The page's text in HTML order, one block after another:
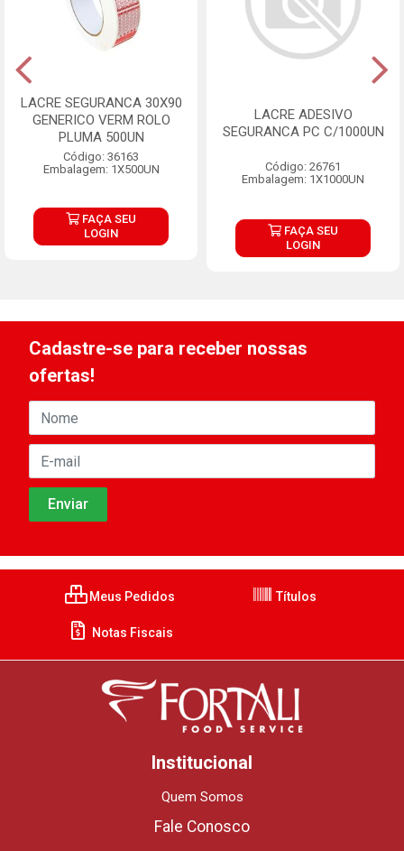
LACRE SEGURANCA 30X90
GENERICO VERM ROLO
PLUMA 500UN
Código: 36163
Embalagem: 1X500UN
FAÇA SEU
LOGIN
LACRE ADESIVO
SEGURANCA PC C/1000UN
Código: 26761
Embalagem: 1X1000UN
FAÇA SEU
LOGIN
Cadastre-se para receber nossas
ofertas!
Meus Pedidos Títulos
Notas Fiscais
Institucional
Quem Somos
Fale Conosco